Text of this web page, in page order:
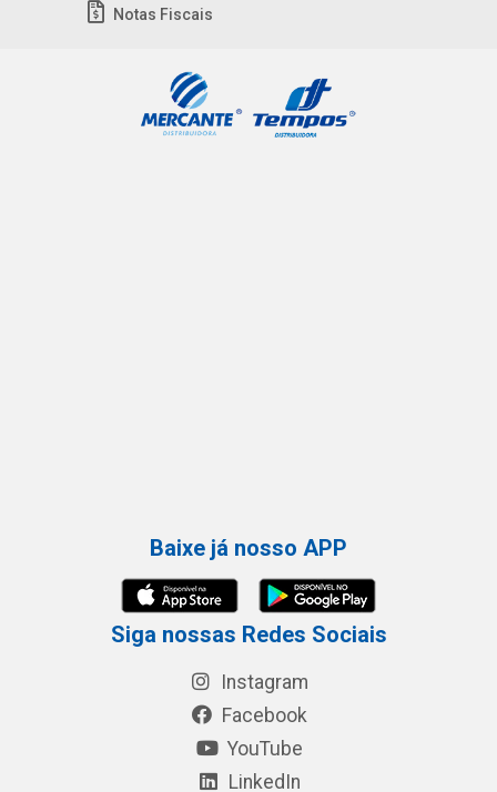
Notas Fiscais
Baixe já nosso APP
Siga nossas Redes Sociais
Instagram
Facebook
YouTube
LinkedIn